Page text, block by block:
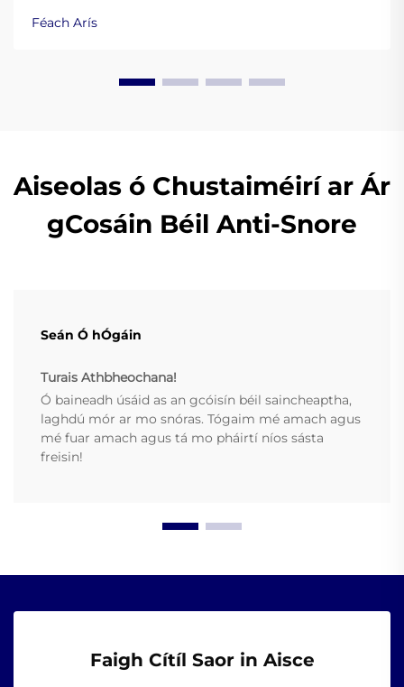
mbeidh sé ar cheart i gceart. Foghlaim níos mó anois.
Féach Arís
Aiseolas ó Chustaiméirí ar Ár
gCosáin Béil Anti-Snore
Seán Ó hÓgáin
Turais Athbheochana!
Ó baineadh úsáid as an gcóisín béil saincheaptha,
laghdú mór ar mo snóras. Tógaim mé amach agus
mé fuar amach agus tá mo pháirtí níos sásta
freisin!
Faigh Cítíl Saor in Aisce